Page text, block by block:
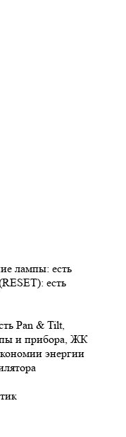
лампы: есть
есть
Pan & Tilt,
и прибора, ЖК
энергии